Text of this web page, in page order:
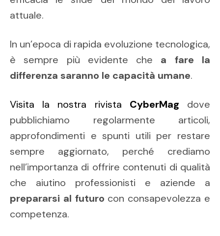
attuale.
In un’epoca di rapida evoluzione tecnologica,
è sempre più evidente che a fare la
differenza saranno le capacità umane.
Visita la nostra rivista CyberMag dove
pubblichiamo regolarmente articoli,
approfondimenti e spunti utili per restare
sempre aggiornato, perché crediamo
nell’importanza di offrire contenuti di qualità
che aiutino professionisti e aziende a
prepararsi al futuro con consapevolezza e
competenza.